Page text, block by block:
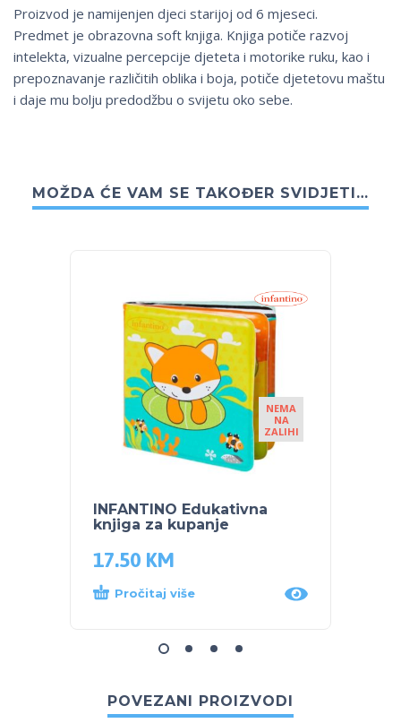
Proizvod je namijenjen djeci starijoj od 6 mjeseci.
Predmet je obrazovna soft knjiga. Knjiga potiče razvoj
intelekta, vizualne percepcije djeteta i motorike ruku, kao i
prepoznavanje različitih oblika i boja, potiče djetetovu maštu
i daje mu bolju predodžbu o svijetu oko sebe.
MOŽDA ĆE VAM SE TAKOĐER SVIDJETI…
NEMA
NA
ZALIHI
INFANTINO Edukativna
knjiga za kupanje
17.50 KM
Pročitaj više
POVEZANI PROIZVODI